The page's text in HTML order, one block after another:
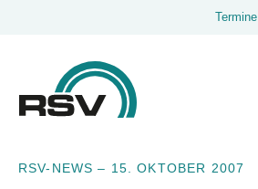
Termine
RSV-NEWS – 15. OKTOBER 2007